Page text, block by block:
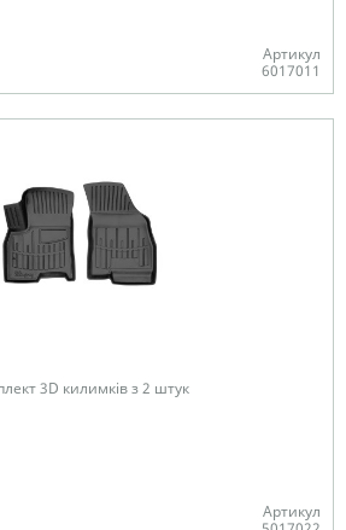
Артикул
6017011
3D килимків з 2 штук
Артикул